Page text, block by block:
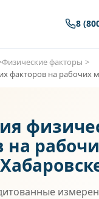
8
Физические факторы
факторов на рабочих
на